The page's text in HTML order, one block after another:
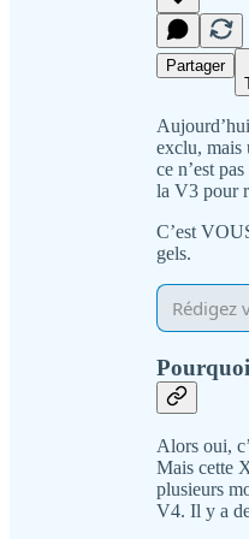
Partager
exclu, mais
ce n’est
la V3 pour
C’est
gels.
Alors oui,
Mais cette
plusieurs
V4. Il y a